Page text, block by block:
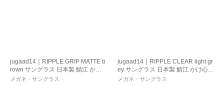
jugaad14｜RIPPLE GRIP MATTE b
rown サングラス 日本製 鯖江 かけ
心地 ストレスフリー 機能性レン
メガネ・サングラス
jugaad14｜RIPPLE CLEAR light gr
ey サングラス 日本製 鯖江 かけ心
地 ストレスフリー 機能性レンズ
メガネ・サングラス